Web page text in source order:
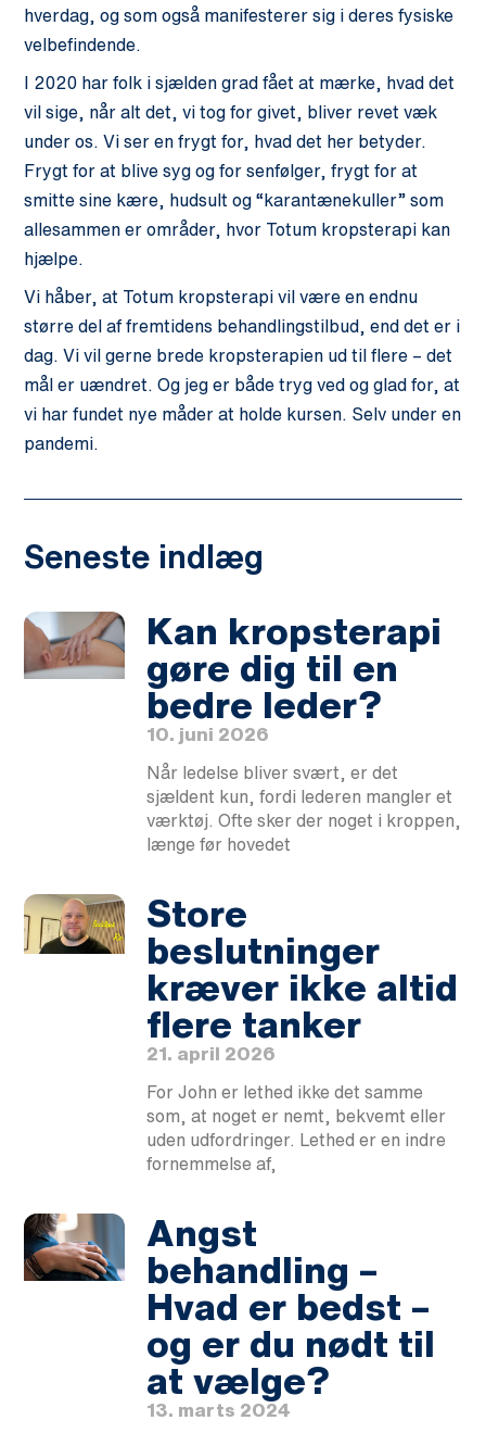
hverdag, og som også manifesterer sig i deres fysiske
velbefindende.
I 2020 har folk i sjælden grad fået at mærke, hvad det
vil sige, når alt det, vi tog for givet, bliver revet væk
under os. Vi ser en frygt for, hvad det her betyder.
Frygt for at blive syg og for senfølger, frygt for at
smitte sine kære, hudsult og “karantænekuller” som
allesammen er områder, hvor Totum kropsterapi kan
hjælpe.
Vi håber, at Totum kropsterapi vil være en endnu
større del af fremtidens behandlingstilbud, end det er i
dag. Vi vil gerne brede kropsterapien ud til flere – det
mål er uændret. Og jeg er både tryg ved og glad for, at
vi har fundet nye måder at holde kursen. Selv under en
pandemi.
Seneste indlæg
Kan kropsterapi
gøre dig til en
bedre leder?
10. juni 2026
Når ledelse bliver svært, er det
sjældent kun, fordi lederen mangler et
værktøj. Ofte sker der noget i kroppen,
længe før hovedet
Store
beslutninger
kræver ikke altid
flere tanker
21. april 2026
For John er lethed ikke det samme
som, at noget er nemt, bekvemt eller
uden udfordringer. Lethed er en indre
fornemmelse af,
Angst
behandling –
Hvad er bedst –
og er du nødt til
at vælge?
13. marts 2024